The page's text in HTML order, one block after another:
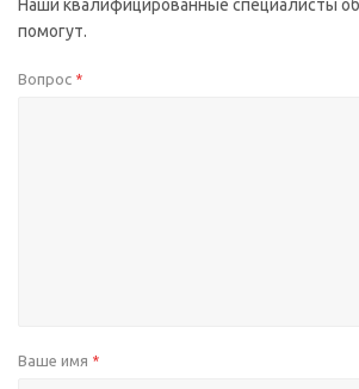
Наши квалифицированные специалисты
помогут.
Вопрос *
Ваше имя *